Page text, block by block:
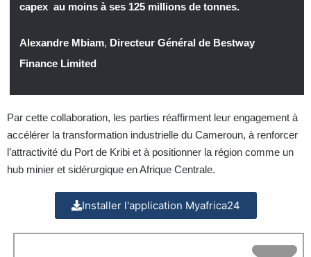
capex au moins à ses 125 millions de tonnes.
Alexandre Mbiam, Directeur Général de Bestway
Finance Limited
Par cette collaboration, les parties réaffirment leur engagement à
accélérer la transformation industrielle du Cameroun, à renforcer
l’attractivité du Port de Kribi et à positionner la région comme un
hub minier et sidérurgique en Afrique Centrale.
Installer l'application Myafrica24